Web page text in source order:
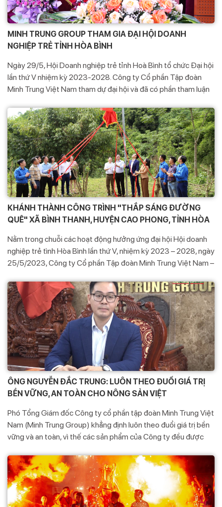
MINH TRUNG GROUP THAM GIA ĐẠI HỘI DOANH
NGHIỆP TRẺ TỈNH HÒA BÌNH
Ngày 29/5, Hội Doanh nghiệp trẻ tỉnh Hoà Bình tổ chức Đại hội
lần thứ V nhiệm kỳ 2023-2028. Công ty Cổ phần Tập đoàn
Minh Trung Việt Nam tham dự đại hội và đã có phần tham luận
chuyển đổi số”.
KHÁNH THÀNH CÔNG TRÌNH "THẮP SÁNG ĐƯỜNG
QUÊ" XÃ BÌNH THANH, HUYỆN CAO PHONG, TỈNH HÒA
Nằm trong chuỗi các hoạt động hưởng ứng đại hội Hội doanh
nghiệp trẻ tình Hòa Bình lần thứ V, nhiệm kỳ 2023 – 2028, ngày
25/5/2023, Công ty Cổ phần Tập đoàn Minh Trung Việt Nam –
Doanh nghiệp trẻ tổ chức Chương trình Khánh thành công trình
“Thắp sáng đường quê” và hoạt động an sinh chào mừng đại
hội Hội doanh nghiệp trẻ tình Hòa Bình lần thứ V, nhiệm kỳ
2023 – 2028 tại xã Bình Thanh, huyện Cao Phong, tỉnh Hòa
Bình.
ÔNG NGUYỄN ĐẮC TRUNG: LUÔN THEO ĐUỔI GIÁ TRỊ
BỀN VỮNG, AN TOÀN CHO NÔNG SẢN VIỆT
Phó Tổng Giám đốc Công ty cổ phần tập đoàn Minh Trung Việt
Nam (Minh Trung Group) khẳng định luôn theo đuổi giá trị bền
vững và an toàn, vì thế các sản phẩm của Công ty đều được